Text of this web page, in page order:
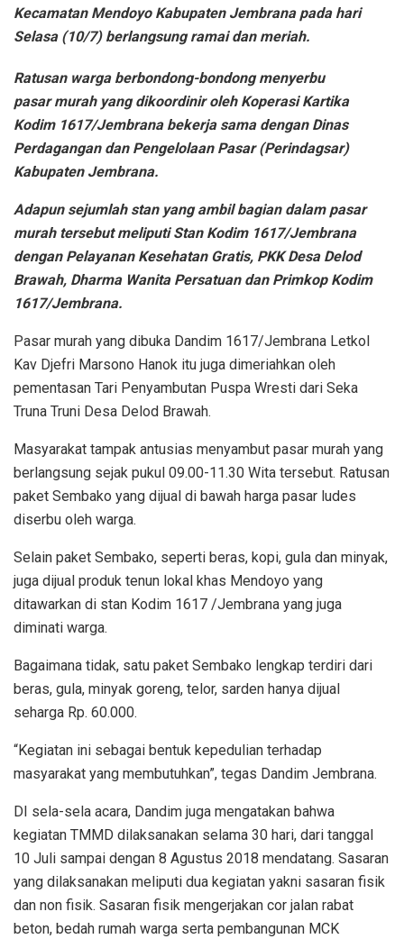
Kecamatan Mendoyo Kabupaten Jembrana pada hari
Selasa (10/7) berlangsung ramai dan meriah.
Ratusan warga berbondong-bondong menyerbu
pasar murah yang dikoordinir oleh Koperasi Kartika
Kodim 1617/Jembrana bekerja sama dengan Dinas
Perdagangan dan Pengelolaan Pasar (Perindagsar)
Kabupaten Jembrana.
Adapun sejumlah stan yang ambil bagian dalam pasar
murah tersebut meliputi Stan Kodim 1617/Jembrana
dengan Pelayanan Kesehatan Gratis, PKK Desa Delod
Brawah, Dharma Wanita Persatuan dan Primkop Kodim
1617/Jembrana.
Pasar murah yang dibuka Dandim 1617/Jembrana Letkol
Kav Djefri Marsono Hanok itu juga dimeriahkan oleh
pementasan Tari Penyambutan Puspa Wresti dari Seka
Truna Truni Desa Delod Brawah.
Masyarakat tampak antusias menyambut pasar murah yang
berlangsung sejak pukul 09.00-11.30 Wita tersebut. Ratusan
paket Sembako yang dijual di bawah harga pasar ludes
diserbu oleh warga.
Selain paket Sembako, seperti beras, kopi, gula dan minyak,
juga dijual produk tenun lokal khas Mendoyo yang
ditawarkan di stan Kodim 1617 /Jembrana yang juga
diminati warga.
Bagaimana tidak, satu paket Sembako lengkap terdiri dari
beras, gula, minyak goreng, telor, sarden hanya dijual
seharga Rp. 60.000.
“Kegiatan ini sebagai bentuk kepedulian terhadap
masyarakat yang membutuhkan”, tegas Dandim Jembrana.
DI sela-sela acara, Dandim juga mengatakan bahwa
kegiatan TMMD dilaksanakan selama 30 hari, dari tanggal
10 Juli sampai dengan 8 Agustus 2018 mendatang. Sasaran
yang dilaksanakan meliputi dua kegiatan yakni sasaran fisik
dan non fisik. Sasaran fisik mengerjakan cor jalan rabat
beton, bedah rumah warga serta pembangunan MCK